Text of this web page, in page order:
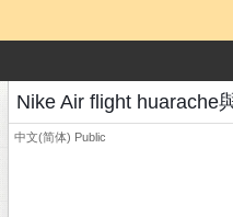
Nike Air flight huarache
中文(简体) Public